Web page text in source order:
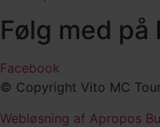
Følg med på
Facebook
© Copyright Vito MC
Webløsning af Apropos